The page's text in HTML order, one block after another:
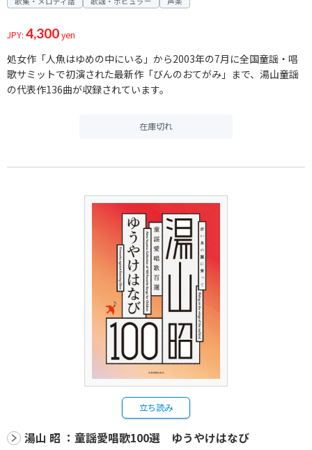
JPY: 4,300yen
処女作「人魚はゆめの中にいる」から2003年の7月に全国童謡・唱
歌サミットで初演された最新作「びんのおてがみ」まで、湯山童謡
の代表作136曲が収録されています。
在庫切れ
立ち読み
湯山 昭 ：童謡愛唱歌100選 ゆうやけはなび